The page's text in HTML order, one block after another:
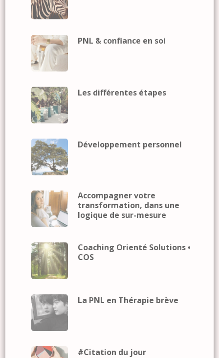
PNL & confiance en soi
Les différentes étapes
Développement personnel
Accompagner votre
transformation, dans une
logique de sur-mesure
Coaching Orienté Solutions •
COS
La PNL en Thérapie brève
#Citation du jour